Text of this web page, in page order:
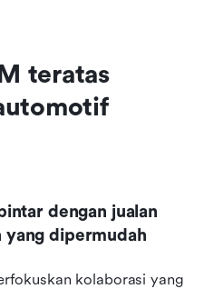
teratas
dengan jualan
yang dipermudah
kolaborasi yang